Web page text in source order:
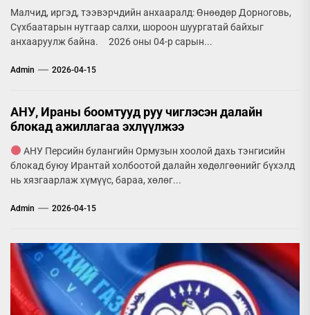
Малчид, иргэд, тээвэрчдийн анхааралд: Өнөөдөр Дорноговь,
Сүхбаатарын нутгаар салхи, шороон шуургатай байхыг
анхааруулж байна. 2026 оны 04-р сарын...
Admin 2026-04-15
АНУ, Ираны боомтууд руу чиглэсэн далайн
блокад ажиллагаа эхлүүлжээ
АНУ Персийн булангийн Ормузын хоолой дахь тэнгисийн
блокад буюу Ирантай холбоотой далайн хөдөлгөөнийг бүхэлд
нь хязгаарлаж хүмүүс, бараа, хөлөг...
Admin 2026-04-15